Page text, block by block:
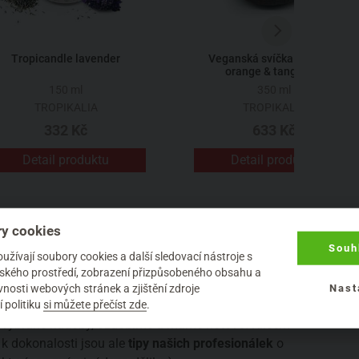
Tropicandle lavender
Detail produktu
Veganská svíčka v kokosu
orange & tangerine
Detail produktu
JAK TO PROBÍHÁ?
Celý proces výroby jevelmi jednoduchýa se
správným vedením to jde raz dva. Nejprve vosk
rozehřejeme, obarvíme, ovoníme, vše nalijeme do
vybrané nádoby, ozdobíme a máme hotovo! Klíčem
k dokonalosti jsou ale tipy našich profesionálek o
cookies
soubory cookies a další sledovací nástroje s
prostředí, zobrazení přizpůsobeného obsahu a
webových stránek a zjištění zdroje
politiku si můžete přečíst zde.